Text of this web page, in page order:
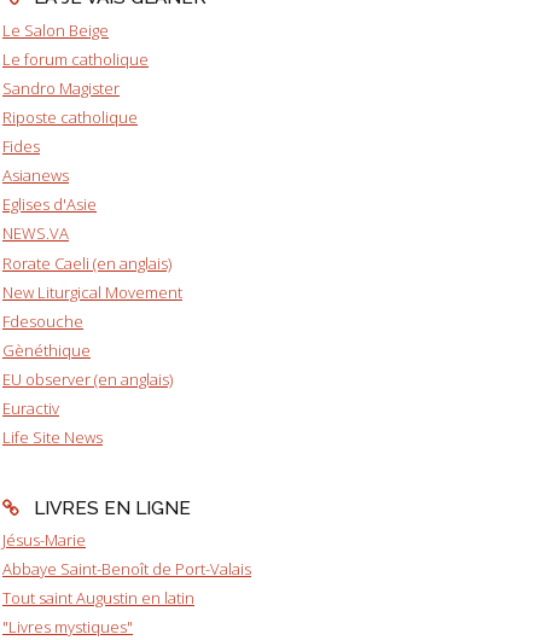
Le Salon Beige
Le forum catholique
Sandro Magister
Riposte catholique
Fides
Asianews
Eglises d'Asie
NEWS.VA
Rorate Caeli (en anglais)
New Liturgical Movement
Fdesouche
Gènéthique
EU observer (en anglais)
Euractiv
Life Site News
LIVRES EN LIGNE
Jésus-Marie
Abbaye Saint-Benoît de Port-Valais
Tout saint Augustin en latin
"Livres mystiques"